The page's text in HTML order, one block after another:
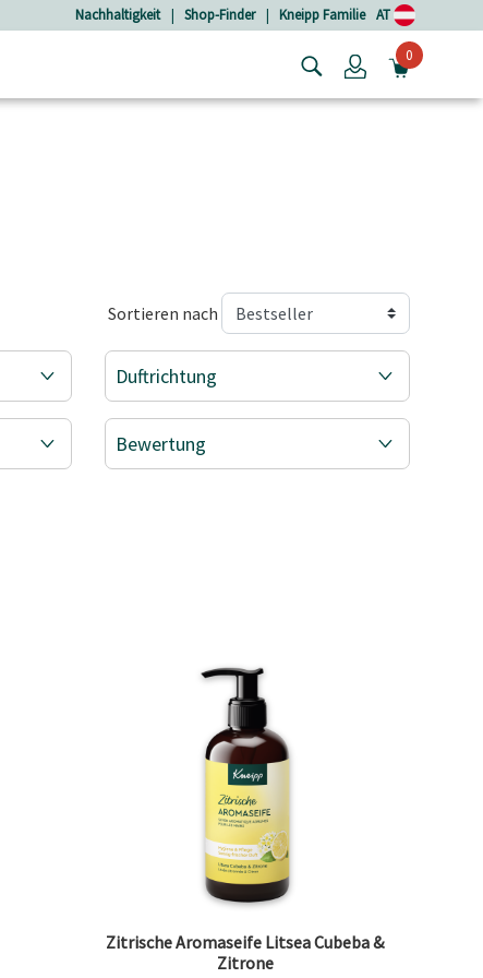
Nachhaltigkeit | Shop-Finder | Kneipp Familie AT
Login0
Sortieren nach
Duftrichtung
Bewertung
Zitrische Aromaseife Litsea Cubeba &
Zitrone